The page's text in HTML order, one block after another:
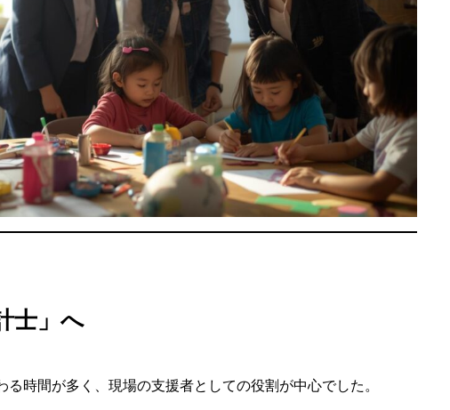
士」へ
時間が多く、現場の支援者としての役割が中心でした。